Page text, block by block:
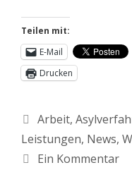
Teilen mit:
E-Mail
Drucken
Arbeit,
Leistungen, News,
Ein Kommentar